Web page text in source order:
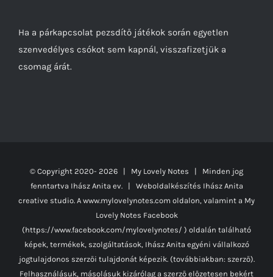
Ha a párkapcsolat pezsdítő játékok során egyetlen
szenvedélyes csókot sem kapnál, visszafizetjük a
csomag árát.
© Copyright 2020- 2026 | My Lovely Notes | Minden jog
fenntartva Ihász Anita ev. | Weboldalkészítés Ihász Anita
creative studio. A www.mylovelynotes.com oldalon, valamint a My
Lovely Notes Facebook
(https://www.facebook.com/mylovelynotes/ ) oldalán található
képek, termékek, szolgáltatások, Ihász Anita egyéni vállalkozó
jogtulajdonos szerzői tulajdonát képezik. (továbbiakban: szerző).
Felhasználásuk, másolásuk kizárólag a szerző előzetesen bekért